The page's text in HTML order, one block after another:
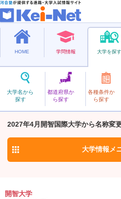
HOME 学問情報 大学を探す
大学名から
探す
都道府県か
ら探す
各種条件か
ら探す
私立
かいち
開智大学
2027年4月開智国際大学から名称変
大学情報 メ
開智大学